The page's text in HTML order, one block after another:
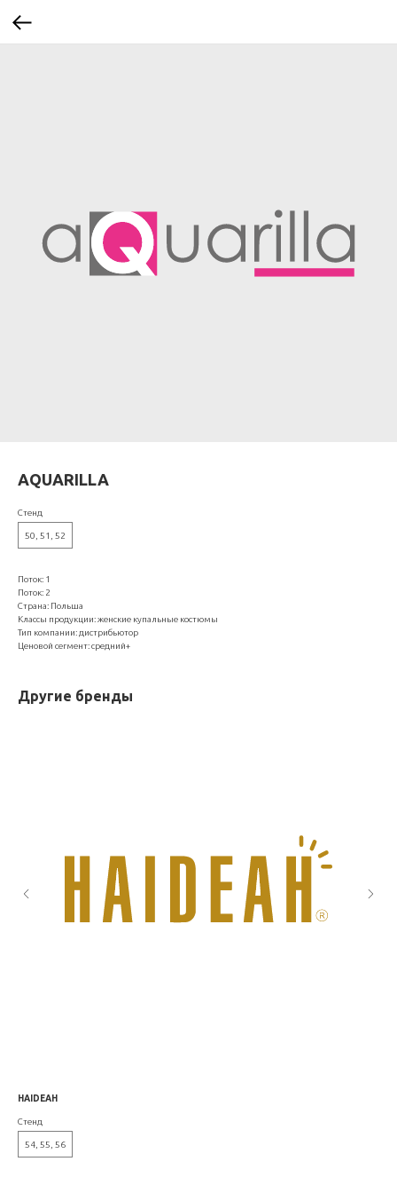
AQUARILLA
Стенд
50, 51, 52
Поток: 1
Поток: 2
Страна: Польша
Классы продукции: женские купальные костюмы
Тип компании: дистрибьютор
Ценовой сегмент: средний+
Другие бренды
HAIDEAH
Стенд
54, 55, 56